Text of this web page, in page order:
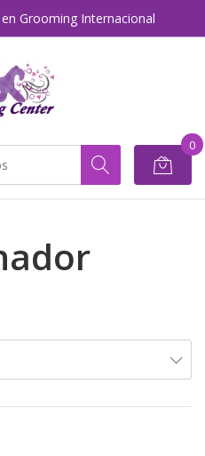
Grooming Internacional
0